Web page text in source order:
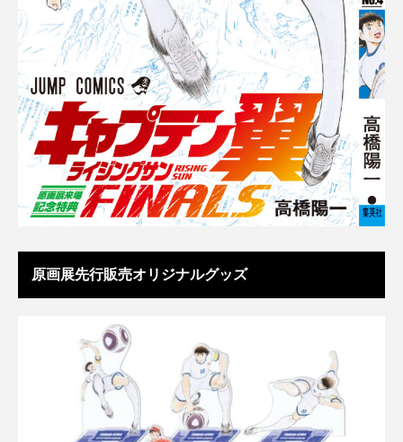
原画展先行販売オリジナルグッズ